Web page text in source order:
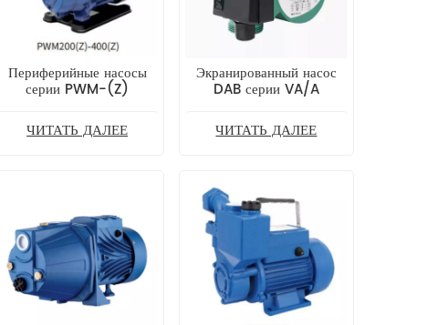
Периферийные насосы
серии PWM-(Z)
ЧИТАТЬ ДАЛЕЕ
Экранированный насос
DAB серии VA/A
ЧИТАТЬ ДАЛЕЕ